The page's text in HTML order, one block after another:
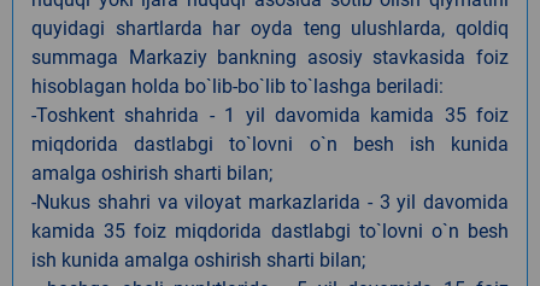
quyidagi shartlarda har oyda teng ulushlarda, qoldiq
summaga Markaziy bankning asosiy stavkasida foiz
hisoblagan holda bo`lib-bo`lib to`lashga beriladi:
-Toshkent shahrida - 1 yil davomida kamida 35 foiz
miqdorida dastlabgi to`lovni o`n besh ish kunida
amalga oshirish sharti bilan;
-Nukus shahri va viloyat markazlarida - 3 yil davomida
kamida 35 foiz miqdorida dastlabgi to`lovni o`n besh
ish kunida amalga oshirish sharti bilan;